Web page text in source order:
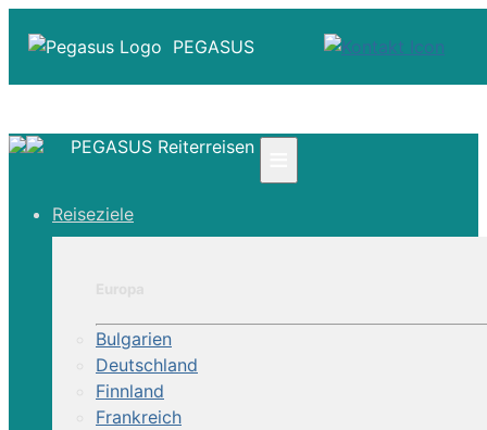
PEGASUS
☎ Deutschland 0800 - 505 18 01
Über Uns
PEGASUS Reiterreisen
Reiseziele
Bulgarien
Deutschland
Finnland
Frankreich